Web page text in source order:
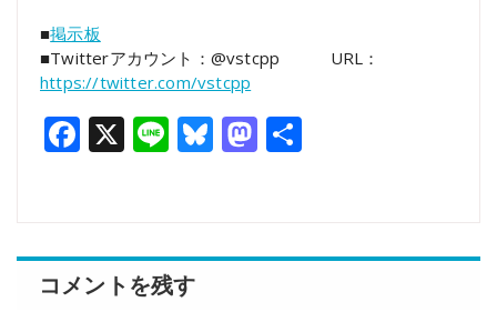
■掲示板
■Twitterアカウント：@vstcpp URL：
https://twitter.com/vstcpp
Facebook
X LineBluesky
Mastodon
コメントを残す